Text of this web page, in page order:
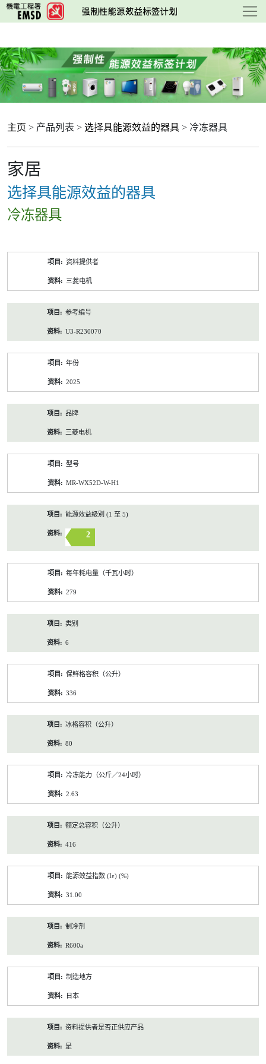
跳
至
要
内
容
主页 > 产品列表 > 选择具能源效益的器具 > 冷冻器具
家居
选择具能源效益的器具
冷冻器具
资料提供者
三菱电机
参考编号
U3-R230070
年份
2025
品牌
三菱电机
型号
MR-WX52D-W-H1
能源效益級別 (1 至 5)
2
每年耗电量（千瓦小时）
279
类别
6
保鲜格容积（公升）
336
冰格容积（公升）
80
冷冻能力（公斤／24小时）
2.63
额定总容积（公升）
416
能源效益指数 (Iε) (%)
31.00
制冷剂
R600a
制造地方
日本
资料提供者是否正供应产品
是